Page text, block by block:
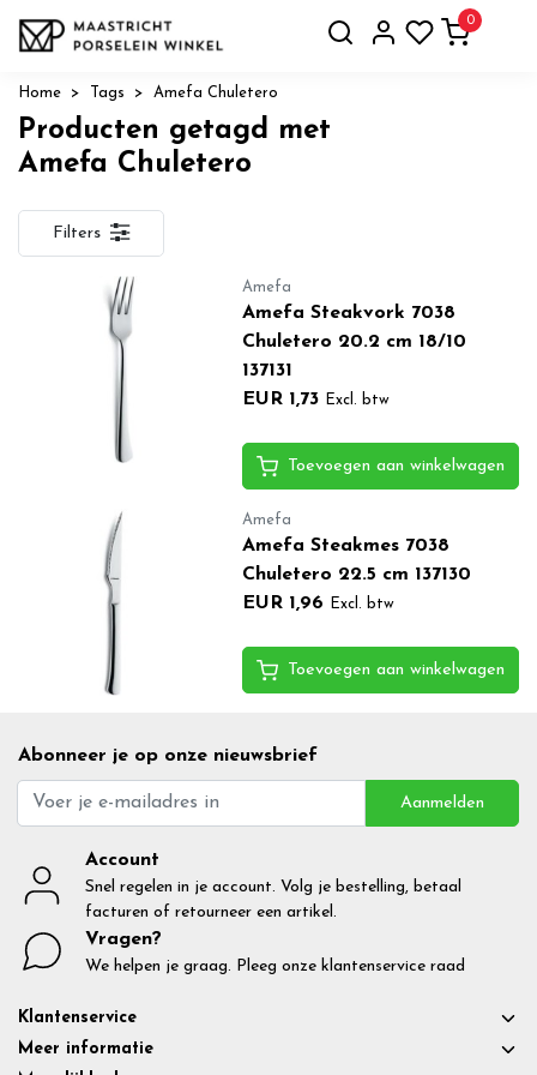
0
Home Tags Amefa Chuletero
Producten getagd met
Amefa Chuletero
Filters
Amefa
Amefa Steakvork 7038
Chuletero 20.2 cm 18/10
137131
EUR 1,73
Excl. btw
Toevoegen aan winkelwagen
Amefa
Amefa Steakmes 7038
Chuletero 22.5 cm 137130
EUR 1,96
Excl. btw
Toevoegen aan winkelwagen
Abonneer je op onze nieuwsbrief
Aanmelden
Account
Snel regelen in je account. Volg je bestelling, betaal
facturen of retourneer een artikel.
Vragen?
We helpen je graag. Pleeg onze klantenservice raad
Klantenservice
Meer informatie